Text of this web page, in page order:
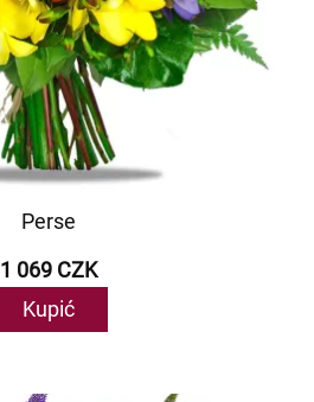
Perse
1 069 CZK
Kupić